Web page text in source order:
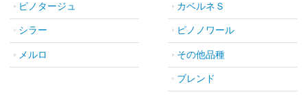
ピノタージュ カベルネＳ
シラー ピノノワール
メルロ その他品種
ブレンド